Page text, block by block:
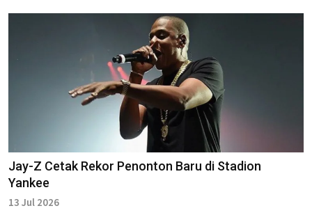
Jay-Z Cetak Rekor Penonton Baru di Stadion
Yankee
13 Jul 2026